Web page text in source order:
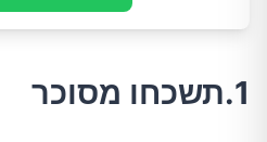
1.תשכחו מסוכר